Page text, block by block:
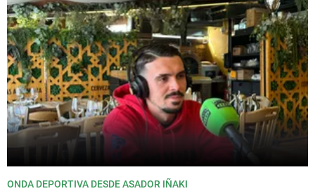
ONDA DEPORTIVA DESDE ASADOR IÑAKI